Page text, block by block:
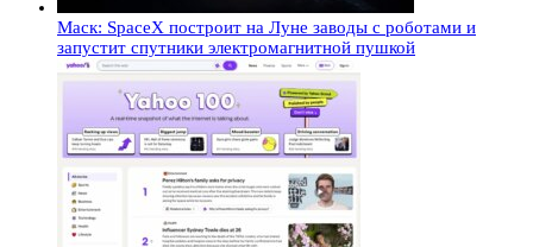
Маск: SpaceX построит на Луне заводы с роботами и
запустит спутники электромагнитной пушкой